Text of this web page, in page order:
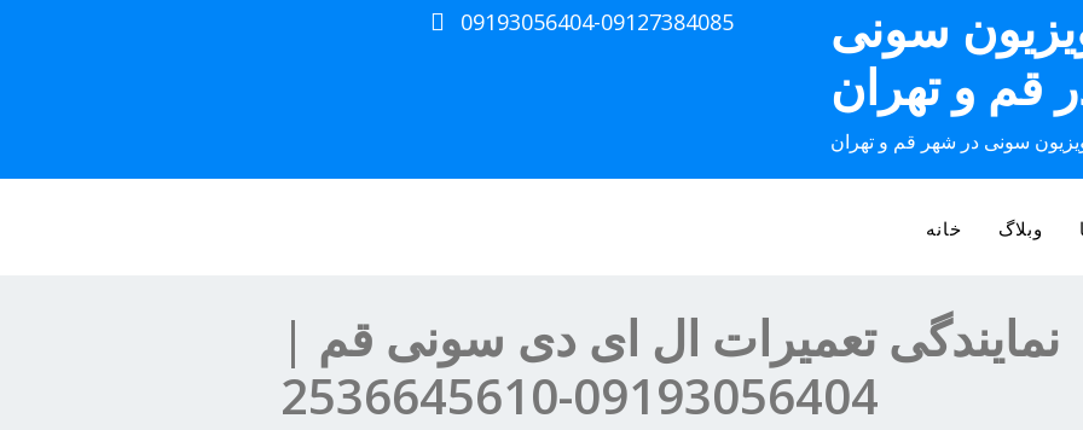
سونی
قم و تهران
سونی در شهر قم و تهران
09193056404-09127384085
خانه وبلاگ
نمایندگی تعمیرات ال ای دی سونی قم |
09193056404-2536645610